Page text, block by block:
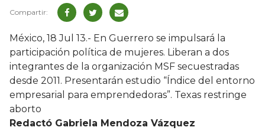
México, 18 Jul 13.- En Guerrero se impulsará la
participación política de mujeres. Liberan a dos
integrantes de la organización MSF secuestradas
desde 2011. Presentarán estudio “Índice del entorno
empresarial para emprendedoras”. Texas restringe
aborto
Redactó Gabriela Mendoza Vázquez